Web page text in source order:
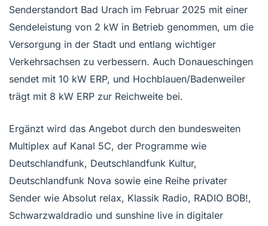
Senderstandort Bad Urach im Februar 2025 mit einer
Sendeleistung von 2 kW in Betrieb genommen, um die
Versorgung in der Stadt und entlang wichtiger
Verkehrsachsen zu verbessern. Auch Donaueschingen
sendet mit 10 kW ERP, und Hochblauen/Badenweiler
trägt mit 8 kW ERP zur Reichweite bei.
Ergänzt wird das Angebot durch den bundesweiten
Multiplex auf Kanal 5C, der Programme wie
Deutschlandfunk, Deutschlandfunk Kultur,
Deutschlandfunk Nova sowie eine Reihe privater
Sender wie Absolut relax, Klassik Radio, RADIO BOB!,
Schwarzwaldradio und sunshine live in digitaler